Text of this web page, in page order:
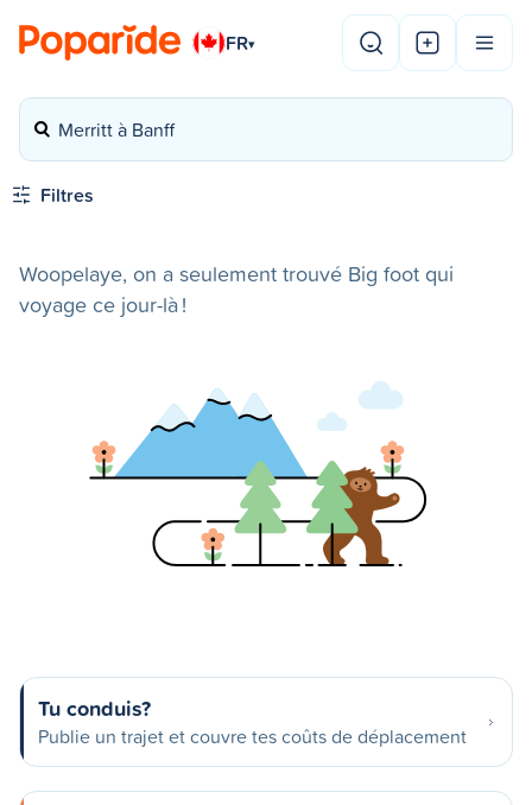
FR▾
Merritt à Banff
Filtres
Woopelaye, on a seulement trouvé Big foot qui
voyage ce jour-là !
Tu conduis?
Publie un trajet et couvre tes coûts de déplacement